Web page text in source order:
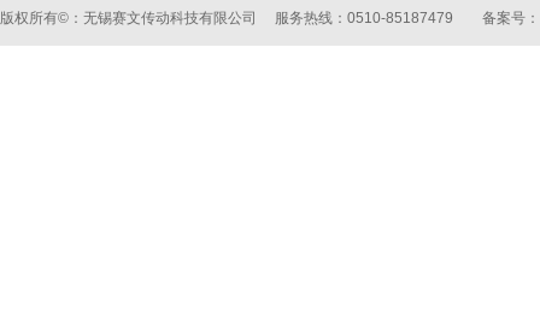
版权所有©：无锡赛文传动科技有限公司 服务热线：0510-85187479 备案号